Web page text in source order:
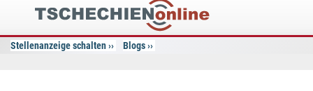
Tschechien
Online
Stellenanzeige schalten Blogs